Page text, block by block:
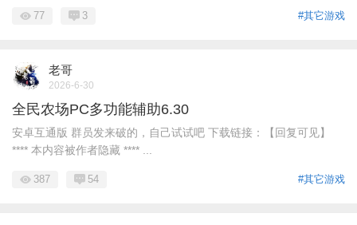
#其它游戏
77 3
老哥
2026-6-30
全民农场PC多功能辅助6.30
安卓互通版 群员发来破的，自己试试吧 下载链接：【回复可见】
**** 本内容被作者隐藏 **** ...
#其它游戏
387 54